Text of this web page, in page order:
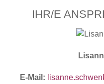
IHR/E
E-Mail: